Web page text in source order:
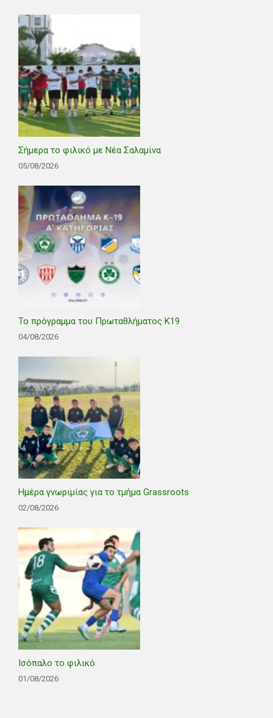
Σήμερα το φιλικό με Νέα Σαλαμίνα
05/08/2026
Το πρόγραμμα του Πρωταθλήματος Κ19
04/08/2026
Ημέρα γνωριμίας για το τμήμα Grassroots
02/08/2026
Ισόπαλο το φιλικό
01/08/2026